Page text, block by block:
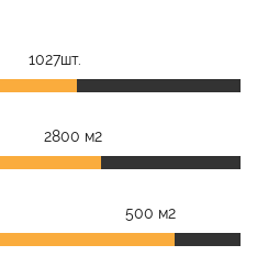
1027шт.
2800 м2
500 м2